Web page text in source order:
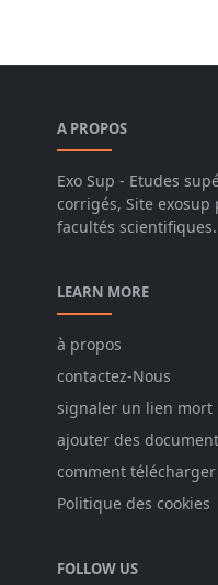
A PROPOS
Exo Sup - Etudes
corrigés, Site
facultés scientifiques.
LEARN MORE
à propos
contactez-Nous
signaler un lien mort
ajouter des
comment télécharger
Politique des cookies
FOLLOW US